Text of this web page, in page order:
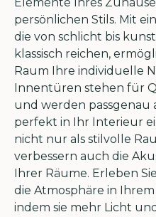
persönlichen Stils. Mit
die von schlicht bis
klassisch reichen,
Raum Ihre individuelle
Innentüren stehen für
und werden passgenau
perfekt in Ihr Interieur
nicht nur als stilvolle
verbessern auch die
Ihrer Räume. Erleben
die Atmosphäre in
indem sie mehr Licht